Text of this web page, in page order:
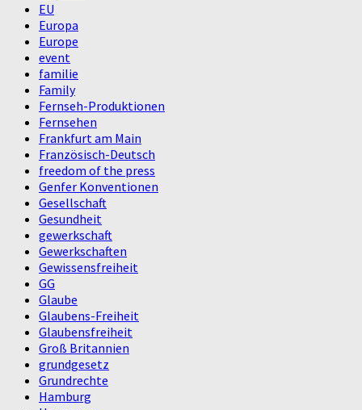
EU
Europa
Europe
event
familie
Family
Fernseh-Produktionen
Fernsehen
Frankfurt am Main
Französisch-Deutsch
freedom of the press
Genfer Konventionen
Gesellschaft
Gesundheit
gewerkschaft
Gewerkschaften
Gewissensfreiheit
GG
Glaube
Glaubens-Freiheit
Glaubensfreiheit
Groß Britannien
grundgesetz
Grundrechte
Hamburg